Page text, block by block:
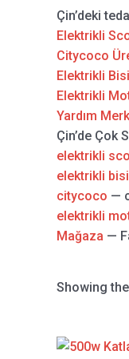
Çin’deki
Elektrikli
Citycoco
Elektrikli
Elektrikli
Yardım
Çin’de Çok
elektrikli
elektrikli
citycoco —
elektrikli
Mağaza —
Showing